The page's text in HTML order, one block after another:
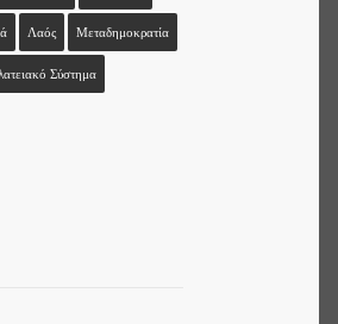
Λαός Μεταδημοκρατία
Σύστημα